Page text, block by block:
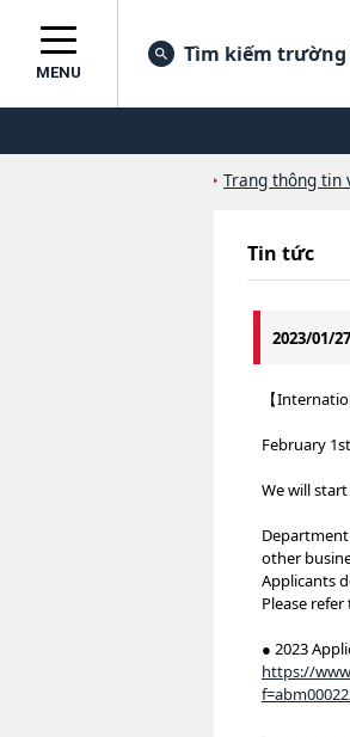
MENU
Tìm kiếm trường
Trang thông tin
Tin tức
2023/01/
【
February
We will
other
Applicants
Please
● 2023
https://